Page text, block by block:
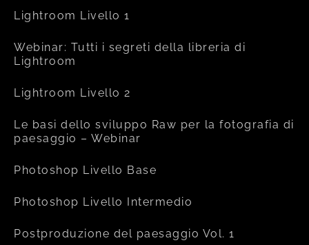
Lightroom Livello 1
Webinar: Tutti i segreti della libreria di
Lightroom
Lightroom Livello 2
Le basi dello sviluppo Raw per la fotografia di
paesaggio – Webinar
Photoshop Livello Base
Photoshop Livello Intermedio
Postproduzione del paesaggio Vol. 1